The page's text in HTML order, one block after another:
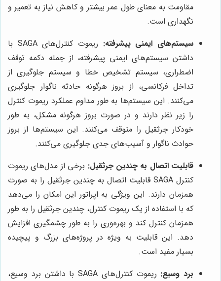
مقاومت به معنای طول عمر بیشتر و کاهش نیاز به تعمیر و
نگهداری است.
سیستم‌های ایمنی پیشرفته:
ریموت کنترل‌های SAGA با
داشتن سیستم‌های ایمنی پیشرفته، از جمله دکمه توقف
اضطراری، سیستم تشخیص خطا و سیستم جلوگیری از
تداخل فرکانسی، از بروز هرگونه حادثه ناگوار جلوگیری
می‌کنند. این سیستم‌ها به طور مداوم عملکرد ریموت کنترل
را زیر نظر دارند و در صورت بروز هرگونه مشکل، به طور
خودکار جرثقیل را متوقف می‌کنند. این سیستم‌ها از بروز
حوادث ناگوار و آسیب‌های جدی جلوگیری می‌کنند.
قابلیت اتصال به چندین جرثقیل: برخی از مدل‌های ریموت
کنترل SAGA قابلیت اتصال به چندین جرثقیل را به صورت
همزمان دارند. این ویژگی به اپراتور این امکان را می‌دهد
که با استفاده از یک ریموت کنترل، چندین جرثقیل را به طور
همزمان کنترل کند و بهره‌وری را به طور چشمگیری افزایش
دهد. این قابلیت به ویژه در پروژه‌های بزرگ و پیچیده
بسیار مفید است.
برد وسیع:
ریموت کنترل‌های SAGA با داشتن برد وسیع،